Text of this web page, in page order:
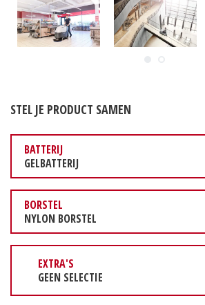
STEL JE PRODUCT SAMEN
BATTERIJ
GELBATTERIJ
BORSTEL
NYLON BORSTEL
EXTRA'S
GEEN SELECTIE